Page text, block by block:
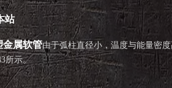
站
金属软管由于弧柱直径小，温度与能量密
所示。